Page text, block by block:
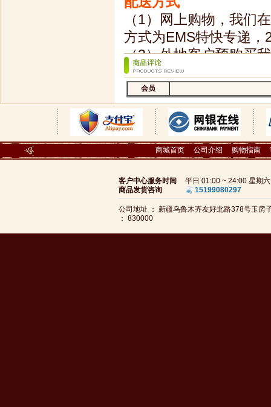
会员
商城首页 公司介绍 购物指南
客户中心服务时间
平日 01:00 ~ 24:00 星期
商品发货咨询
15199080297
公司地址 ： 新疆乌鲁木齐友好北路378号玉
： 830000